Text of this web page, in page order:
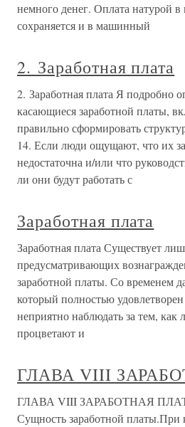
немного денег. Оплата натурой в
сохраняется и в машинный
2. Заработная плата
2. Заработная плата Я подробно
касающиеся заработной платы,
правильно сформировать
14. Если люди ощущают, что их
недостаточна и/или что
ли они будут работать с
Заработная плата
Заработная плата Существует
предусматривающих
заработной платы. Со временем
который полностью
неприятно наблюдать за тем, как
процветают и
ГЛАВА VIII
ГЛАВА VIII ЗАРАБОТНАЯ
Сущность заработной платы.При